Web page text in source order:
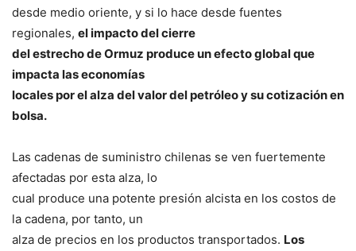
desde medio oriente, y si lo hace desde fuentes
regionales, el impacto del cierre
del estrecho de Ormuz produce un efecto global que
impacta las economías
locales por el alza del valor del petróleo y su cotización en
bolsa.
Las cadenas de suministro chilenas se ven fuertemente
afectadas por esta alza, lo
cual produce una potente presión alcista en los costos de
la cadena, por tanto, un
alza de precios en los productos transportados. Los